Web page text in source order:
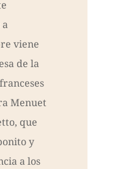
viene
de la
Menuet
que
y
a los